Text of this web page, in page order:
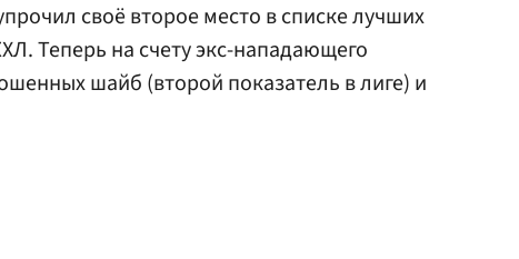
своё второе место в списке лучших
Теперь на счету экс-нападающего
шайб (второй показатель в лиге) и